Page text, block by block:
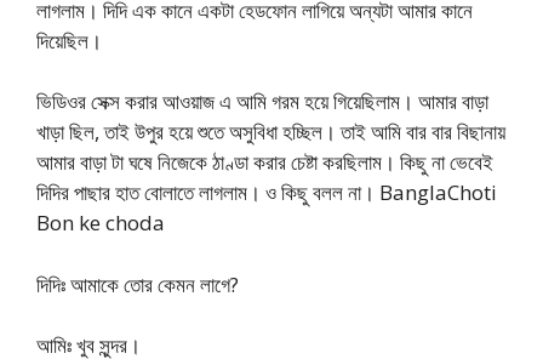
লাগলাম। দিদি এক কানে একটা হেডফোন লাগিয়ে অন্যটা আমার কানে
দিয়েছিল।
ভিডিওর সেক্স করার আওয়াজ এ আমি গরম হয়ে গিয়েছিলাম। আমার বাড়া
খাড়া ছিল, তাই উপুর হয়ে শুতে অসুবিধা হচ্ছিল। তাই আমি বার বার বিছানায়
আমার বাড়া টা ঘষে নিজেকে ঠাণ্ডা করার চেষ্টা করছিলাম। কিছু না ভেবেই
দিদির পাছার হাত বোলাতে লাগলাম। ও কিছু বলল না। BanglaChoti
Bon ke choda
দিদিঃ আমাকে তোর কেমন লাগে?
আমিঃ খুব সুন্দর।